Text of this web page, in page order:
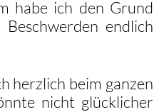
habe ich den Grund
endlich
herzlich beim ganzen
nicht glücklicher